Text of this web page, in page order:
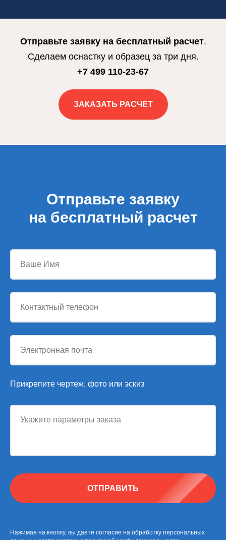
Отправьте заявку на бесплатный расчет.
Сделаем оснастку и образец за три дня.
+7 499 110-23-67
ЗАКАЗАТЬ РАСЧЕТ
Отправьте заявку
на бесплатный расчет
Ваше Имя
Контактный телефон
Электронная почта
Прикрепите чертеж, фото или эскиз
Укажите параметры заказа
ОТПРАВИТЬ
Нажимая на кнопку, вы даете согласие на обработку персональных